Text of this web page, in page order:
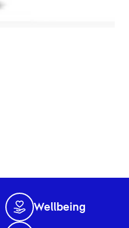
Wellbeing